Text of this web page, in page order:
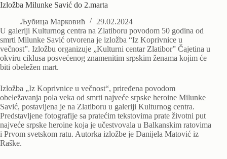
Izložba Milunke Savić do 2.marta
Љубица Марковић
29.02.2024
U galeriji Kulturnog centra na Zlatiboru povodom 50 godina od
smrti Milunke Savić otvorena je izložba “Iz Koprivnice u
večnost”. Izložbu organizuje „Kulturni centar Zlatibor” Čajetina u
okviru ciklusa posvećenog znamenitim srpskim ženama kojim će
biti obeležen mart.
Izložba „Iz Koprivnice u večnost“, priređena povodom
obeležavanja pola veka od smrti najveće srpske heroine Milunke
Savić, postavljena je na Zlatiboru u galeriji Kulturnog centra.
Predstavljene fotografije sa pratećim tekstovima prate životni put
najveće srpske heroine koja je učestvovala u Balkanskim ratovima
i Prvom svetskom ratu. Autorka izložbe je Danijela Matović iz
Raške.